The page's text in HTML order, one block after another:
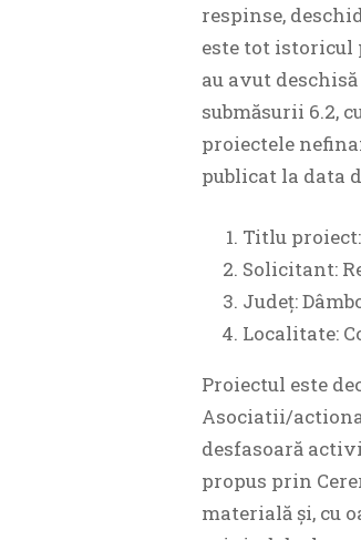
respinse,
este tot istoricul
au avut
submăsurii 6.2,
proiectele
publicat la data
Titlu
Solicitant:
Județ:
Localitate:
Proiectul este
Asociatii/
desfasoară
propus prin
materială și, cu